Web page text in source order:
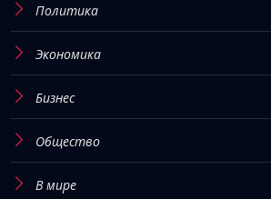
Политика
Экономика
Бизнес
Общество
В мире